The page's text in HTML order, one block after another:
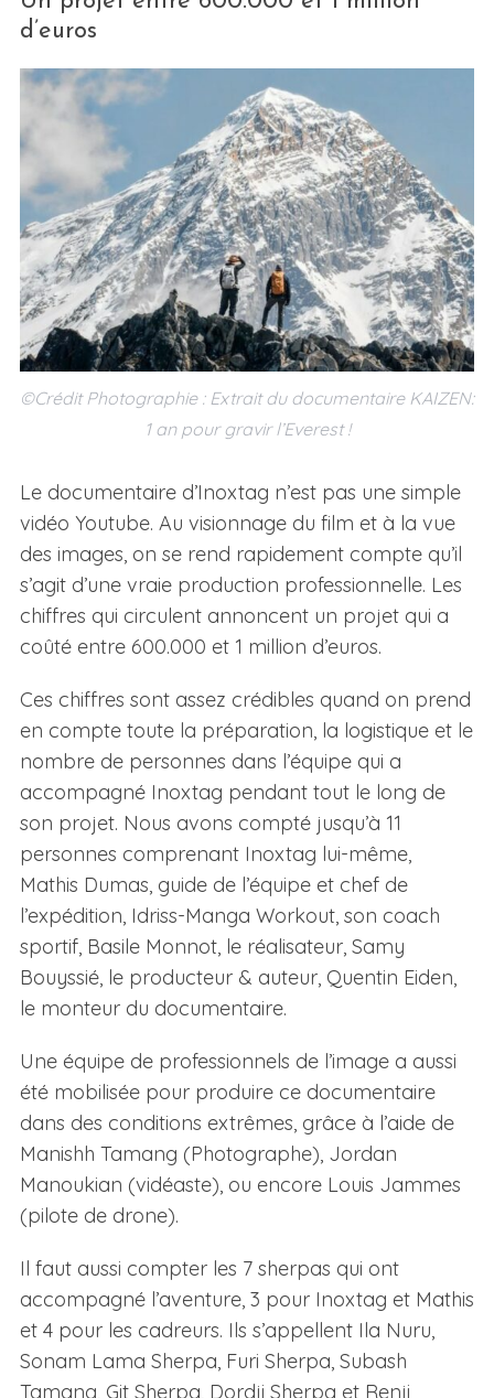
d’euros
©Crédit Photographie : Extrait du documentaire KAIZEN:
1 an pour gravir l’Everest !
Le documentaire d’Inoxtag n’est pas une simple
vidéo Youtube. Au visionnage du film et à la vue
des images, on se rend rapidement compte qu’il
s’agit d’une vraie production professionnelle. Les
chiffres qui circulent annoncent un projet qui a
coûté entre 600.000 et 1 million d’euros.
Ces chiffres sont assez crédibles quand on prend
en compte toute la préparation, la logistique et le
nombre de personnes dans l’équipe qui a
accompagné Inoxtag pendant tout le long de
son projet. Nous avons compté jusqu’à 11
personnes comprenant Inoxtag lui-même,
Mathis Dumas, guide de l’équipe et chef de
l’expédition, Idriss-Manga Workout, son coach
sportif, Basile Monnot, le réalisateur, Samy
Bouyssié, le producteur & auteur, Quentin Eiden,
le monteur du documentaire.
Une équipe de professionnels de l’image a aussi
été mobilisée pour produire ce documentaire
dans des conditions extrêmes, grâce à l’aide de
Manishh Tamang (Photographe), Jordan
Manoukian (vidéaste), ou encore Louis Jammes
(pilote de drone).
Il faut aussi compter les 7 sherpas qui ont
accompagné l’aventure, 3 pour Inoxtag et Mathis
et 4 pour les cadreurs. Ils s’appellent Ila Nuru,
Sonam Lama Sherpa, Furi Sherpa, Subash
Tamang, Git Sherpa, Dordji Sherpa et Renji